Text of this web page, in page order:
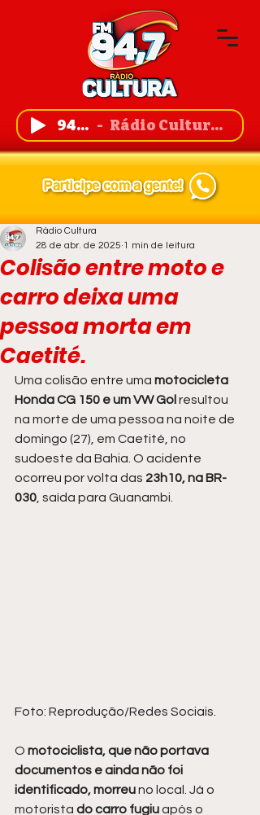
94,7 FM Rádio Cultura de Guanambi
Colisão entre moto e
carro deixa uma
pessoa morta em
Caetité.
Rádio Cultura
28 de abr. de 2025 1 min de leitura
Uma colisão entre uma motocicleta
Honda CG 150 e um VW Gol resultou
na morte de uma pessoa na noite de
domingo (27), em Caetité, no
sudoeste da Bahia. O acidente
ocorreu por volta das 23h10, na BR-
030 , saída para Guanambi.
Foto: Reprodução/Redes Sociais.
O motociclista, que não portava
documentos e ainda não foi
identificado, morreu no local. Já o
motorista do carro fugiu após o